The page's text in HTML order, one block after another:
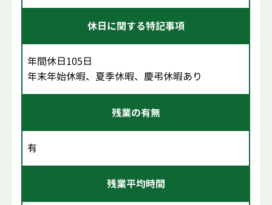
休日に関する特記事項
年間休日105日
年末年始休暇、夏季休暇、慶弔休暇あり
残業の有無
有
残業平均時間